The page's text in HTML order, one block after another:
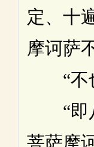
定、十
摩诃萨
“不
“即八
菩萨摩